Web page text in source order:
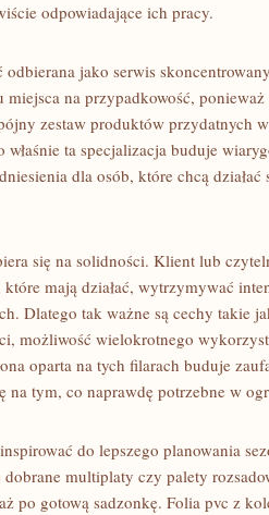
odpowiadające ich pracy.
odbierana jako serwis
na przypadkowość,
zestaw produktów przydatnych
ta specjalizacja buduje
dla osób, które chcą
się na solidności. Klient lub
mają działać, wytrzymywać
Dlatego tak ważne są cechy takie
możliwość wielokrotnego
oparta na tych filarach buduje
na tym, co naprawdę potrzebne w
do lepszego planowania
multiplaty czy palety
po gotową sadzonkę. Folia pvc z